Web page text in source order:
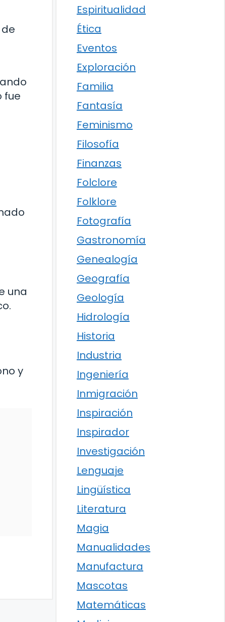
fue
una
y
Espiritualidad
Ética
Eventos
Exploración
Familia
Fantasía
Feminismo
Filosofía
Finanzas
Folclore
Folklore
Fotografía
Gastronomía
Genealogía
Geografía
Geología
Hidrología
Historia
Industria
Ingeniería
Inmigración
Inspiración
Inspirador
Investigación
Lenguaje
Lingüística
Literatura
Magia
Manualidades
Manufactura
Mascotas
Matemáticas